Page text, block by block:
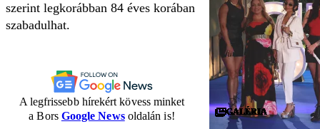
szerint legkorábban 84 éves korában
szabadulhat.
A legfrissebb hírekért kövess minket
a Bors Google Newsoldalán is! GALÉRIA
GALÉRIA
GALÉRIA
GALÉRIA
GALÉRIA
GALÉRIA
GALÉRIA
GALÉRIA
GALÉRIA
GALÉRIA
GALÉRIA
GALÉRIA
GALÉRIA
GALÉRIA
GALÉRIA
GALÉRIA
GALÉRIA
GALÉRIA
GALÉRIA
GALÉRIA
GALÉRIA
GALÉRIA
GALÉRIA
GALÉRIA
GALÉRIA
GALÉRIA
GALÉRIA
GALÉRIA
GALÉRIA
GALÉRIA